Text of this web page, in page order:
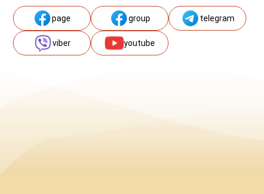
page group telegram
viber youtube